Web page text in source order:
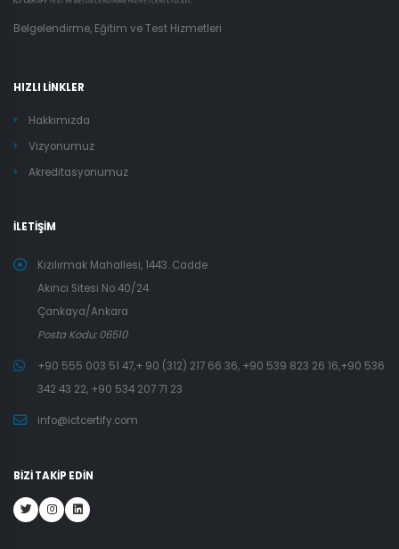
Belgelendirme, Eğitim ve Test Hizmetleri
HIZLI LİNKLER
Hakkımızda
Vizyonumuz
Akreditasyonumuz
İLETİŞİM
Kızılırmak Mahallesi, 1443. Cadde
Akıncı Sitesi No:40/24
Çankaya/Ankara
Posta Kodu: 06510
+90 555 003 51 47,+ 90 (312) 217 66 36, +90 539 823 26 16,+90 536
342 43 22, +90 534 207 71 23
info@ictcertify.com
BİZİ TAKİP EDİN